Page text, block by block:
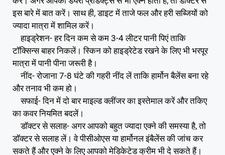
इस बारे में बात करें। साथ ही, डाइट में ताजे फल और हरी सब्जियों को
ज्यादा मात्रा में शामिल करें।
हाइड्रेशन- हर दिन कम से कम 3-4 लीटर पानी पिएं ताकि
टॉक्सिन्स बाहर निकलें। स्किन को हाइड्रेटेड रखने के लिए भी भरपूर
मात्रा में पानी पीना जरूरी है।
नींद- रोजाना 7-8 घंटे की गहरी नींद लें ताकि हार्मोन बैलेंस बना रहे
और तनाव भी कम हो।
सफाई- दिन में दो बार माइल्ड क्लींजर का इस्तेमाल करें और तकिए
का कवर नियमित बदलें।
डॉक्टर से सलाह- अगर आपको बहुत ज्यादा एक्ने की समस्या है, तो
डॉक्टर से सलाह लें। वे पीसीओएस या हार्मोनल इंबैलेंस की जांच कर
सकते हैं और एक्ने के लिए आपको मेडिकेटेड क्रीम भी दे सकते हैं।